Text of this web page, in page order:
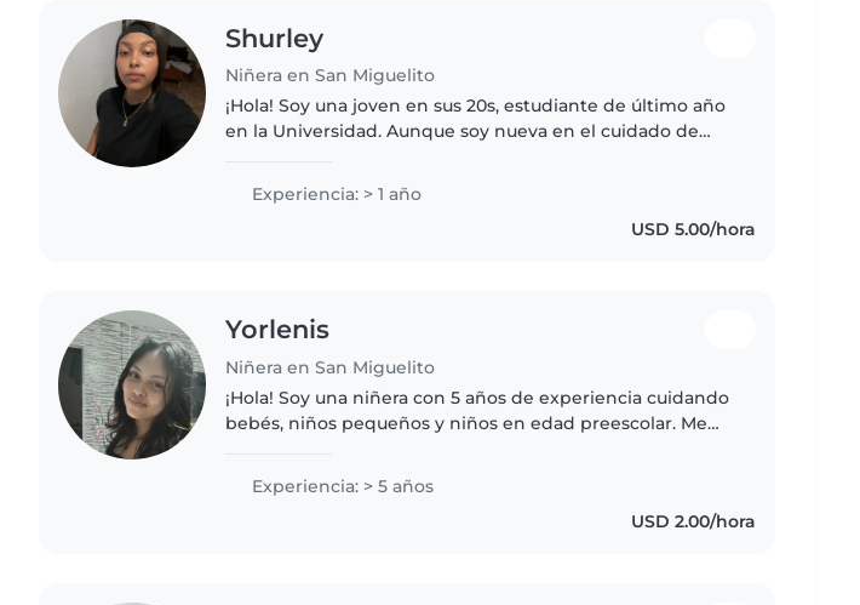
Shurley
Niñera en San Miguelito
¡Hola! Soy una joven en sus 20s, estudiante de último año
en la Universidad. Aunque soy nueva en el cuidado de
encanta trabajar..
Experiencia: > 1 año
USD 5.00/hora
Yorlenis
Niñera en San Miguelito
¡Hola! Soy una niñera con 5 años de experiencia cuidando
bebés, niños pequeños y niños en edad preescolar. Me
una persona amigable,..
Experiencia: > 5 años
USD 2.00/hora